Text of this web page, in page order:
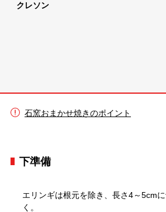
クレソン
石窯おまかせ焼きのポイント
下準備
エリンギは根元を除き、長さ4～5cm
く。